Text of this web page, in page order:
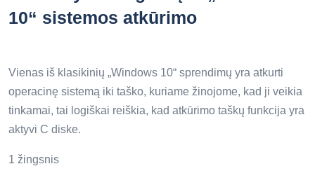
10“ sistemos atkūrimo
Vienas iš klasikinių „Windows 10“ sprendimų yra atkurti
operacinę sistemą iki taško, kuriame žinojome, kad ji veikia
tinkamai, tai logiškai reiškia, kad atkūrimo taškų funkcija yra
aktyvi C diske.
1 žingsnis